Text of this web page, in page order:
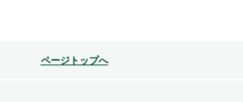
ページトップへ